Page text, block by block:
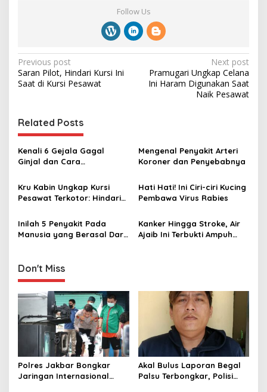
Follow Us
P
o
t
n
a
v
i
g
a
t
o
n
Previous post
Saran Pilot, Hindari Kursi Ini
Saat di Kursi Pesawat
Next post
Pramugari Ungkap Celana
Ini Haram Digunakan Saat
Naik Pesawat
Related Posts
Kenali 6 Gejala Gagal
Ginjal dan Cara
Mengenal Penyakit Arteri
Koroner dan Penyebabnya
Kru Kabin Ungkap Kursi
Pesawat Terkotor: Hindari
Hati Hati! Ini Ciri-ciri Kucing
Pembawa Virus Rabies
Inilah 5 Penyakit Pada
Manusia yang Berasal Dari
Kanker Hingga Stroke, Air
Ajaib Ini Terbukti Ampuh
Don't Miss
Polres Jakbar Bongkar
Jaringan Internasional
Akal Bulus Laporan Begal
Palsu Terbongkar, Polisi